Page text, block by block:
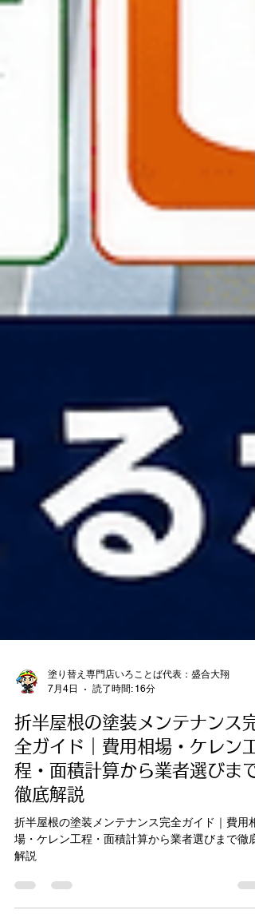
7月4日
読了時間: 16分
折半屋根の塗装メンテナンス完
全ガイド｜費用相場・ケレン工
程・面積計算から業者選びまで
徹底解説
折半屋根の塗装メンテナンス完全ガイド｜費用相
解説